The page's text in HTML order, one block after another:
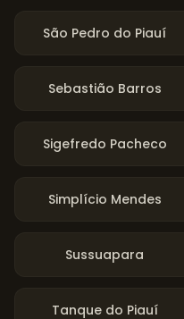
São Pedro do Piauí
Sebastião Barros
Sigefredo Pacheco
Simplício Mendes
Sussuapara
Tanque do Piauí